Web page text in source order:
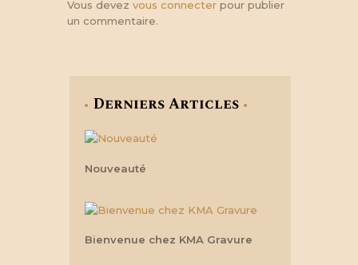
Vous devez vous connecter pour publier
un commentaire.
Derniers Articles
Nouveauté
Bienvenue chez KMA Gravure